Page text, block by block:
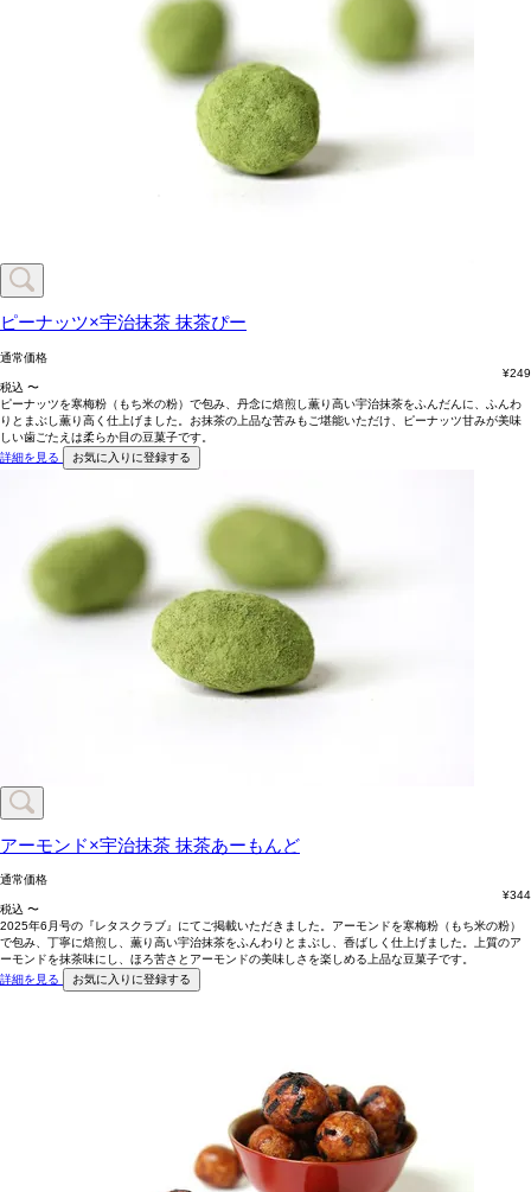
ピーナッツ×宇治抹茶 抹茶ぴー
通常価格
¥249
税込 〜
ピーナッツを寒梅粉（もち米の粉）で包み、丹念に焙煎し薫り高い宇治抹茶をふんだんに、ふんわ
りとまぶし薫り高く仕上げました。お抹茶の上品な苦みもご堪能いただけ、ピーナッツ甘みが美味
しい歯ごたえは柔らか目の豆菓子です。
詳細を見る
お気に入りに登録する
アーモンド×宇治抹茶 抹茶あーもんど
通常価格
¥344
税込 〜
2025年6月号の『レタスクラブ』にてご掲載いただきました。アーモンドを寒梅粉（もち米の粉）
で包み、丁寧に焙煎し、薫り高い宇治抹茶をふんわりとまぶし、香ばしく仕上げました。上質のア
ーモンドを抹茶味にし、ほろ苦さとアーモンドの美味しさを楽しめる上品な豆菓子です。
詳細を見る
お気に入りに登録する